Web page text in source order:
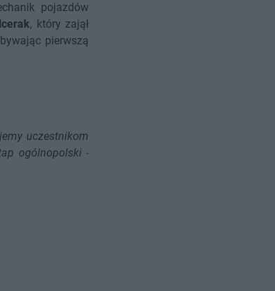
pojazdów
, który zajął
pierwszą
uczestnikom
ogólnopolski-